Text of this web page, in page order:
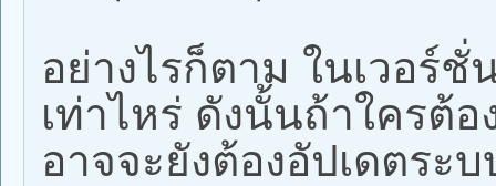
อย่างไรก็ตาม ในเวอร์
เท่าไหร่ ดังนั้นถ้าใครต้
อาจจะยังต้องอัปเดตระ